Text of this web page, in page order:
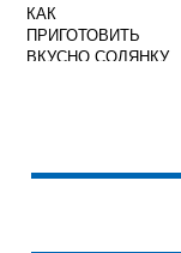
КАК
ПРИГОТОВИТЬ
ВКУСНО СОЛЯНКУ